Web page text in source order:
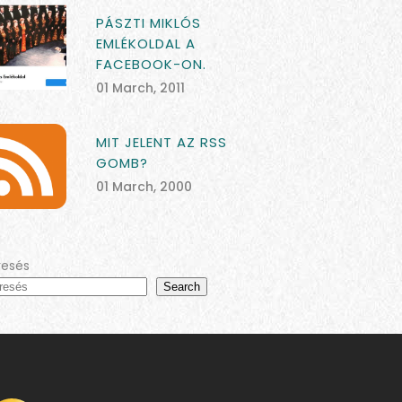
PÁSZTI MIKLÓS
EMLÉKOLDAL A
FACEBOOK-ON.
01 March, 2011
MIT JELENT AZ RSS
GOMB?
01 March, 2000
Search